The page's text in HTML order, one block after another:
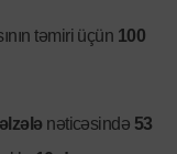
təmiri üçün 100
nəticəsində 53